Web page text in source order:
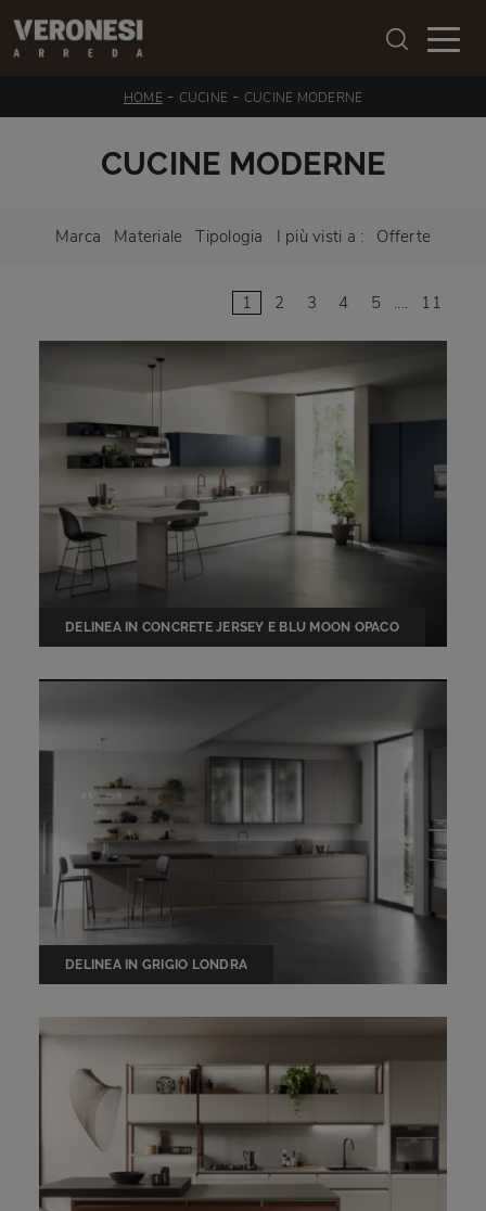
HOME - CUCINE - CUCINE MODERNE
CUCINE MODERNE
Marca Materiale Tipologia I più visti a : Offerte
1 2 3 4 5 .... 11
DELINEA IN CONCRETE JERSEY E BLU MOON OPACO
DELINEA IN GRIGIO LONDRA